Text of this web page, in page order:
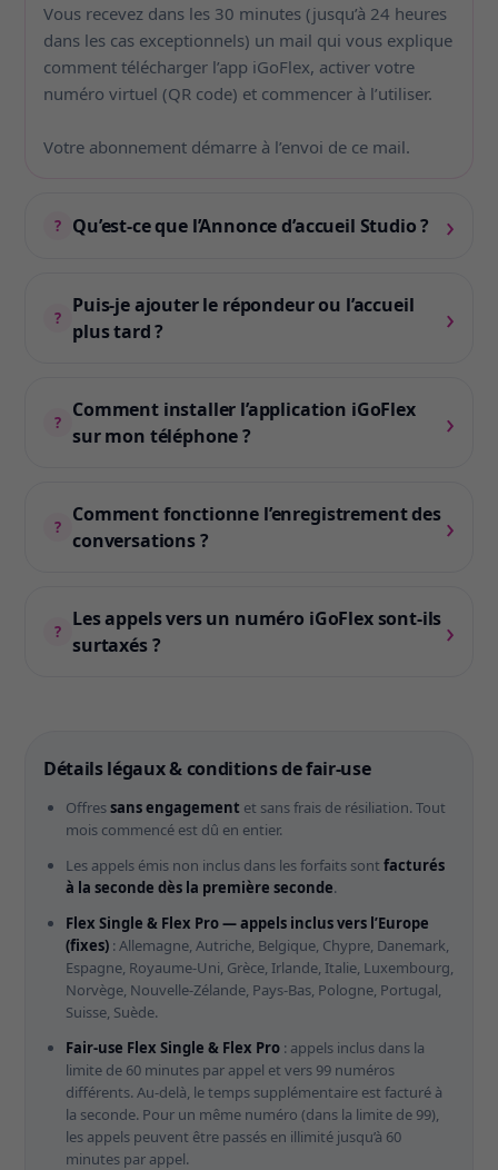
Vous recevez dans les 30 minutes (jusqu’à 24 heures
dans les cas exceptionnels) un mail qui vous explique
comment télécharger l’app iGoFlex, activer votre
numéro virtuel (QR code) et commencer à l’utiliser.
Votre abonnement démarre à l’envoi de ce mail.
? Qu’est-ce que l’Annonce d’accueil Studio ? ›
?
Puis-je ajouter le répondeur ou l’accueil
plus tard ?
›
?
Comment installer l’application iGoFlex
sur mon téléphone ?
›
?
Comment fonctionne l’enregistrement des
conversations ?
›
?
Les appels vers un numéro iGoFlex sont-ils
surtaxés ?
›
Détails légaux & conditions de fair-use
Offressans engagement et sans frais de résiliation. Tout
mois commencé est dû en entier.
Les appels émis non inclus dans les forfaits sont facturés
à la seconde dès la première seconde.
Flex Single & Flex Pro — appels inclus vers l’Europe
(fixes) : Allemagne, Autriche, Belgique, Chypre, Danemark,
Espagne, Royaume-Uni, Grèce, Irlande, Italie, Luxembourg,
Norvège, Nouvelle-Zélande, Pays-Bas, Pologne, Portugal,
Suisse, Suède.
Fair-use Flex Single & Flex Pro : appels inclus dans la
limite de 60 minutes par appel et vers 99 numéros
différents. Au-delà, le temps supplémentaire est facturé à
la seconde. Pour un même numéro (dans la limite de 99),
les appels peuvent être passés en illimité jusqu’à 60
minutes par appel.